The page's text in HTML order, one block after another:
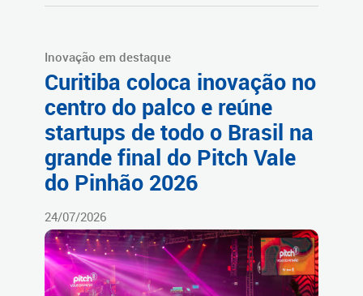
Inovação em destaque
Curitiba coloca inovação no
centro do palco e reúne
startups de todo o Brasil na
grande final do Pitch Vale
do Pinhão 2026
24/07/2026